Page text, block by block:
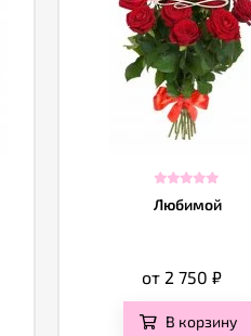
Любимой
от 2 750 ₽
В корзину